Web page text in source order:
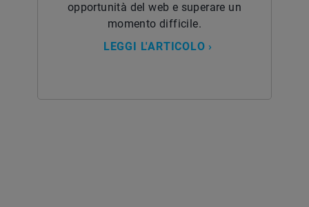
opportunità del web e superare un
momento difficile.
LEGGI L'ARTICOLO ›